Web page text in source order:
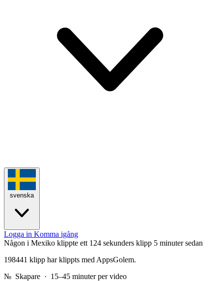
svenska
Logga in Komma igång
Någon i Mexiko klippte ett 124 sekunders klipp 5 minuter sedan
198441 klipp har klippts med AppsGolem.
№ Skapare · 15–45 minuter per video